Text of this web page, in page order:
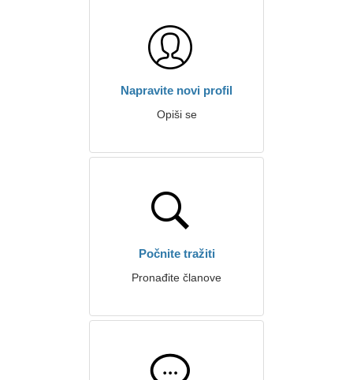
Napravite novi profil
Opiši se
Počnite tražiti
Pronađite članove